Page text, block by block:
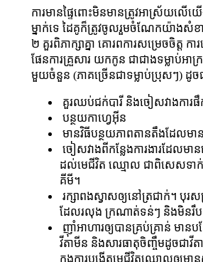
ការមានផ្ទៃពោះមិនមានត្រូវអាស្រ័យលើយើ
ម្នាក់ទេ ដៃគូក៏ត្រូវចូលរួមចំណែកយ៉ាងសំខា
២ គួរពិភាក្សាគ្នា គោរពការសម្រេចចិត្ត កា
ផែនការគ្រួសារ យកកូន ជាជាងទម្លាប់អា
មួយចំនួន (ភាគច្រើនជាទម្លាប់ប្រុសៗ) ដូច
គួរឈប់ជក់បារី និងចៀសវាងការផឹ
បន្ថយកាហ្វេអ៊ីន
មានវិធីបន្ថយភាពតានតឹងដែលមាន
ចៀសវាងពីកន្លែងការងារដែលមា
ដល់មេជីវិត ឈ្មោល ជាពិសេសទា
គីមី។
រក្សាពងស្វាសឲ្យនៅត្រជាក់។ បុរស
ដែលរលុង ក្រណាត់ទន់ៗ និងមិនរឹ
ញ៉ាំអាហារឲ្យបានគ្រប់គ្រាន់ មានប
វីតាមីន និងសារធាតុចិញ្ចឹមដូចជាវី
ក្នុងការបង្កើតមេជីវិតឈ្មោលឲ្យម